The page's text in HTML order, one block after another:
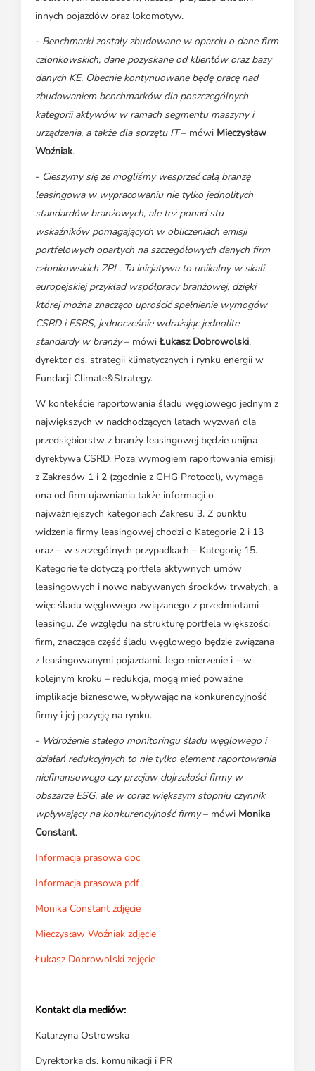
innych pojazdów oraz lokomotyw.
- Benchmarki zostały zbudowane w oparciu o dane firm
członkowskich, dane pozyskane od klientów oraz bazy
danych KE. Obecnie kontynuowane będę pracę nad
zbudowaniem benchmarków dla poszczególnych
kategorii aktywów w ramach segmentu maszyny i
urządzenia, a także dla sprzętu IT– mówi Mieczysław
Woźniak.
- Cieszymy się ze mogliśmy wesprzeć całą branżę
leasingowa w wypracowaniu nie tylko jednolitych
standardów branżowych, ale też ponad stu
wskaźników pomagających w obliczeniach emisji
portfelowych opartych na szczegółowych danych firm
członkowskich ZPL. Ta inicjatywa to unikalny w skali
europejskiej przykład współpracy branżowej, dzięki
której można znacząco uprościć spełnienie wymogów
CSRD i ESRS, jednocześnie wdrażając jednolite
standardy w branży– mówiŁukasz Dobrowolski,
dyrektor ds. strategii klimatycznych i rynku energii w
Fundacji Climate&Strategy.
W kontekście raportowania śladu węglowego jednym z
największych w nadchodzących latach wyzwań dla
przedsiębiorstw z branży leasingowej będzie unijna
dyrektywa CSRD. Poza wymogiem raportowania emisji
z Zakresów 1 i 2 (zgodnie z GHG Protocol), wymaga
ona od firm ujawniania także informacji o
najważniejszych kategoriach Zakresu 3. Z punktu
widzenia firmy leasingowej chodzi o Kategorie 2 i 13
oraz – w szczególnych przypadkach – Kategorię 15.
Kategorie te dotyczą portfela aktywnych umów
leasingowych i nowo nabywanych środków trwałych, a
więc śladu węglowego związanego z przedmiotami
leasingu. Ze względu na strukturę portfela większości
firm, znacząca część śladu węglowego będzie związana
z leasingowanymi pojazdami. Jego mierzenie i – w
kolejnym kroku – redukcja, mogą mieć poważne
implikacje biznesowe, wpływając na konkurencyjność
firmy i jej pozycję na rynku.
- Wdrożenie stałego monitoringu śladu węglowego i
działań redukcyjnych to nie tylko element raportowania
niefinansowego czy przejaw dojrzałości firmy w
obszarze ESG, ale w coraz większym stopniu czynnik
wpływający na konkurencyjność firmy– mówi Monika
Constant.
Informacja prasowa doc
Informacja prasowa pdf
Monika Constant zdjęcie
Mieczysław Woźniak zdjęcie
Łukasz Dobrowolski zdjęcie
Kontakt dla mediów:
Katarzyna Ostrowska
Dyrektorka ds. komunikacji i PR